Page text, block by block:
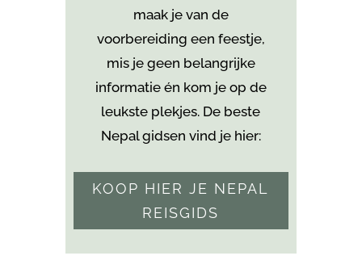
maak je van de
voorbereiding een feestje,
mis je geen belangrijke
informatie én kom je op de
leukste plekjes. De beste
Nepal gidsen vind je hier:
KOOP HIER JE NEPAL
REISGIDS